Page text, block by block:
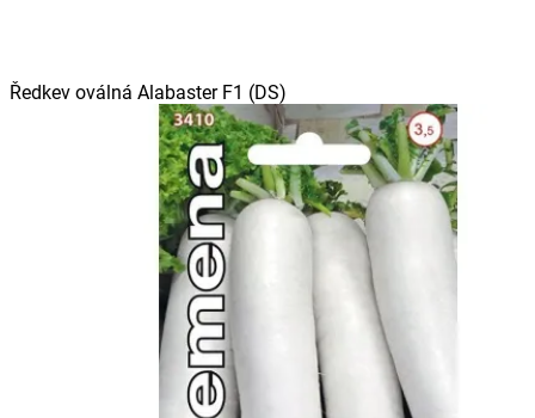
Ředkev oválná Alabaster F1 (DS)